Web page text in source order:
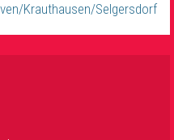
Krauthausen/Selgersdorf